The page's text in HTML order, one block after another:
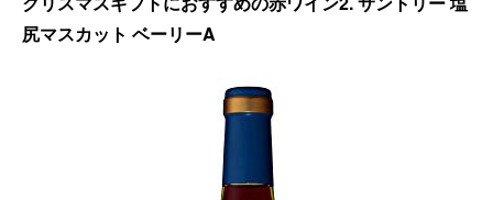
尻マスカット ベーリーA